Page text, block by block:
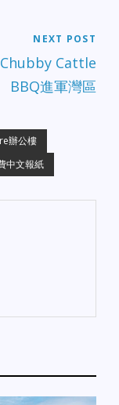
NEXT POST
Cattle
BBQ進軍灣區
辦公樓
中文報紙